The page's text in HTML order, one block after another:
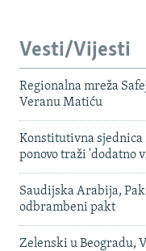
Vesti/Vijesti
Regionalna mreža
Veranu Matiću
Konstitutivna sjednica
ponovo traži 'dodatno
Saudijska Arabija,
odbrambeni pakt
Zelenski u Beogradu,